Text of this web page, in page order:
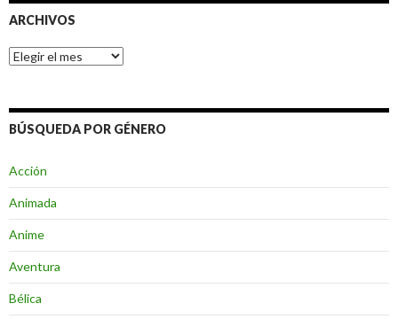
ARCHIVOS
Archivos
BÚSQUEDA POR GÉNERO
Acción
Animada
Anime
Aventura
Bélica